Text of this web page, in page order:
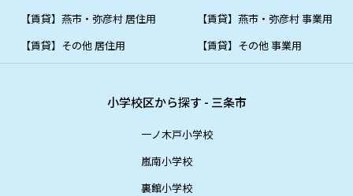
【賃貸】燕市・弥彦村 居住用
【賃貸】その他 居住用
【賃貸】燕市・弥彦村 事業用
【賃貸】その他 事業用
小学校区から探す - 三条市
一ノ木戸小学校
嵐南小学校
裏館小学校